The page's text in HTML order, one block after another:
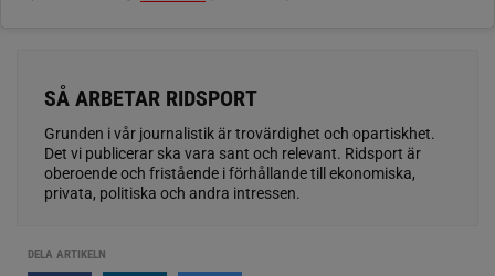
SÅ ARBETAR RIDSPORT
Grunden i vår journalistik är trovärdighet och opartiskhet.
Det vi publicerar ska vara sant och relevant. Ridsport är
oberoende och fristående i förhållande till ekonomiska,
privata, politiska och andra intressen.
DELA ARTIKELN